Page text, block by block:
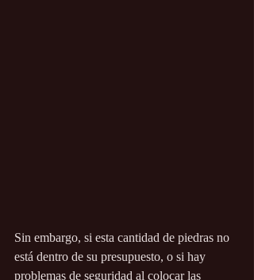
Sin embargo, si esta cantidad de piedras no
está dentro de su presupuesto, o si hay
problemas de seguridad al colocar las